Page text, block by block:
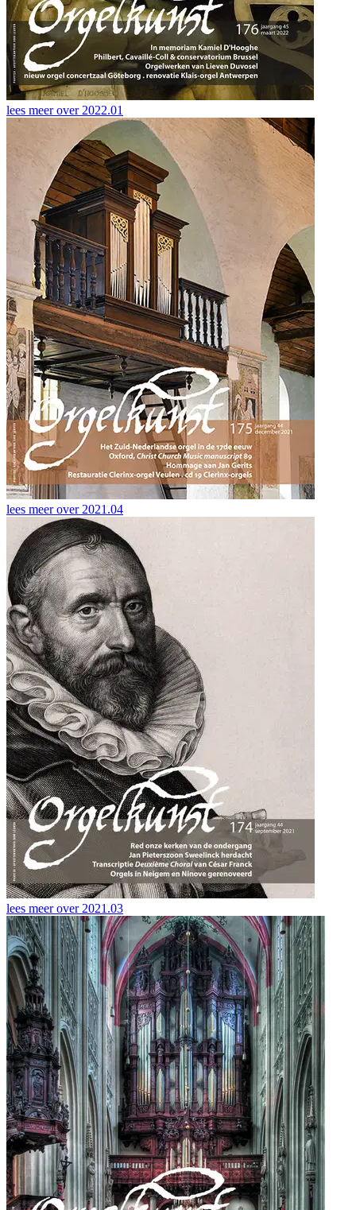
lees meer over2022.01
lees meer over2021.04
lees meer over2021.03